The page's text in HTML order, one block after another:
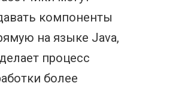
компоненты
на языке Java,
процесс
более